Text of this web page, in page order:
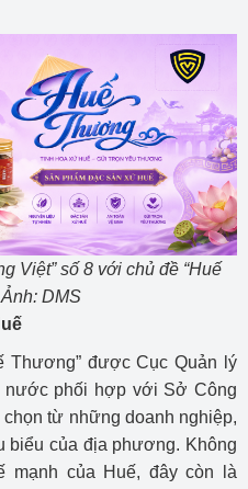
Việt” số 8 với chủ đề “Huế
DMS
Thương” được Cục Quản lý
nước phối hợp với Sở Công
từ những doanh nghiệp,
biểu của địa phương. Không
mạnh của Huế, đây còn là